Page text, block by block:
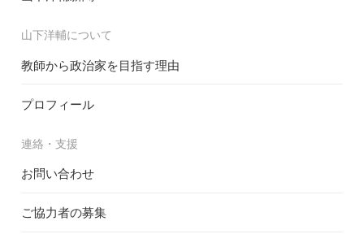
山下洋輔について
教師から政治家を目指す理由
プロフィール
連絡・支援
お問い合わせ
ご協力者の募集